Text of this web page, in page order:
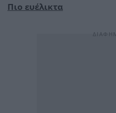
Πιο ευέλικτα